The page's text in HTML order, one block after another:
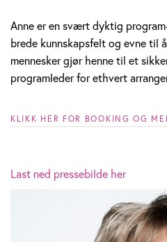
Anne er en svært dyktig
brede kunnskapsfelt og evne til
mennesker gjør henne til et
programleder for ethvert
KLIKK HER FOR BOOKING OG
Last ned pressebilde her